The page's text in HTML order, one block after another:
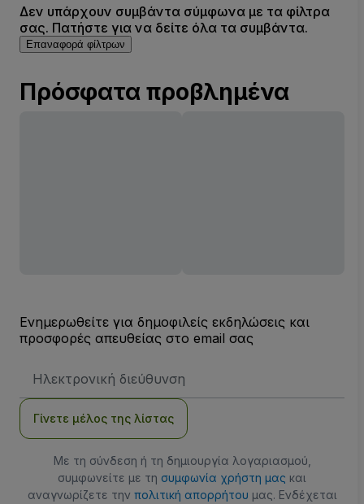
Δεν υπάρχουν συμβάντα σύμφωνα με τα φίλτρα
σας. Πατήστε για να δείτε όλα τα συμβάντα.
Επαναφορά φίλτρων
Πρόσφατα προβλημένα
Ενημερωθείτε για δημοφιλείς εκδηλώσεις και
προσφορές απευθείας στο email σας
Email
Γίνετε μέλος της λίστας
Με τη σύνδεση ή τη δημιουργία λογαριασμού,
συμφωνείτε με τη συμφωνία χρήστη μας και
αναγνωρίζετε την πολιτική απορρήτου μας. Ενδέχεται